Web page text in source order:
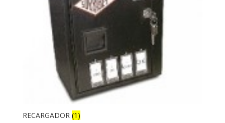
RECARGADOR (1)